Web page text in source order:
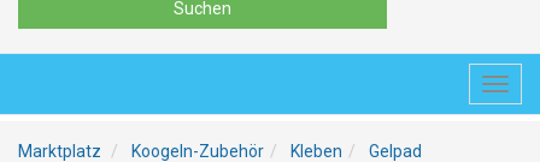
Marktplatz Koogeln-Zubehör Kleben Gelpad